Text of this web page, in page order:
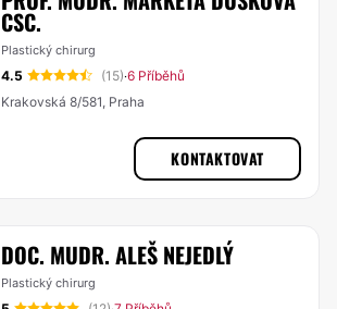
CSC.
Plastický chirurg
4.5 (15)·6 Příběhů
Krakovská 8/581, Praha
KONTAKTOVAT
DOC. MUDR. ALEŠ NEJEDLÝ
Plastický chirurg